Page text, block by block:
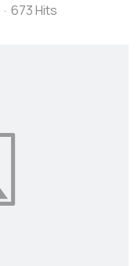
673 Hits